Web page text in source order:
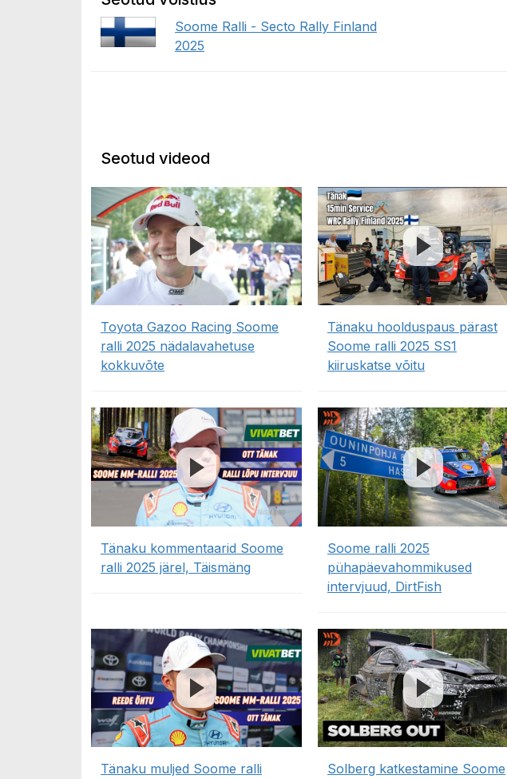
Soome Ralli - Secto Rally Finland
2025
Seotud videod
Toyota Gazoo Racing Soome
ralli 2025 nädalavahetuse
kokkuvõte
Tänaku hoolduspaus pärast
Soome ralli 2025 SS1
kiiruskatse võitu
Tänaku kommentaarid Soome
ralli 2025 järel, Täismäng
Soome ralli 2025
pühapäevahommikused
intervjuud, DirtFish
Tänaku muljed Soome ralli
Solberg katkestamine Soome